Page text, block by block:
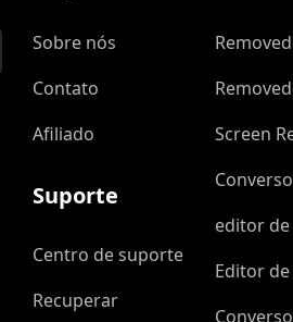
Sobre nós
Contato
Afiliado
Suporte
Centro de suporte
Recuperar
Screen
editor de
Editor